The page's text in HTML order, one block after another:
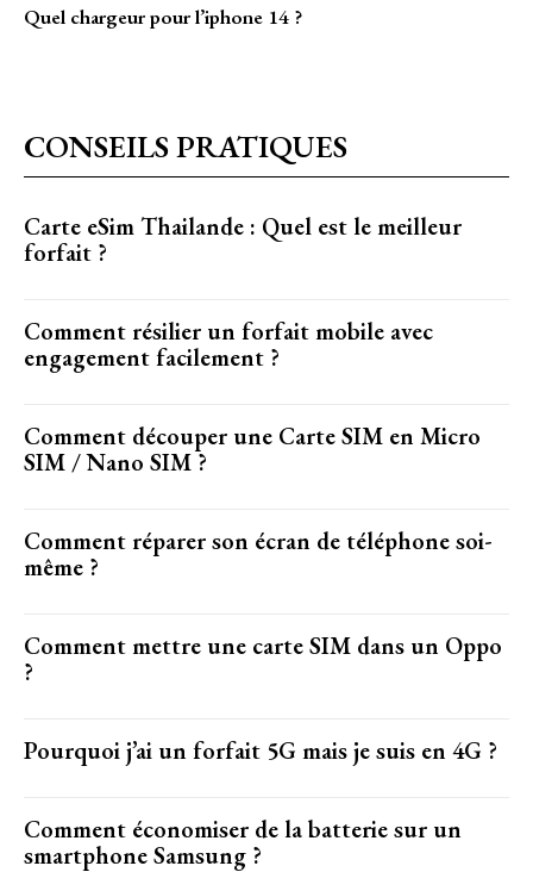
Quel chargeur pour l’iphone 14 ?
CONSEILS PRATIQUES
Carte eSim Thailande : Quel est le meilleur
forfait ?
Comment résilier un forfait mobile avec
engagement facilement ?
Comment découper une Carte SIM en Micro
SIM / Nano SIM ?
Comment réparer son écran de téléphone soi-
même ?
Comment mettre une carte SIM dans un Oppo
?
Pourquoi j’ai un forfait 5G mais je suis en 4G ?
Comment économiser de la batterie sur un
smartphone Samsung ?